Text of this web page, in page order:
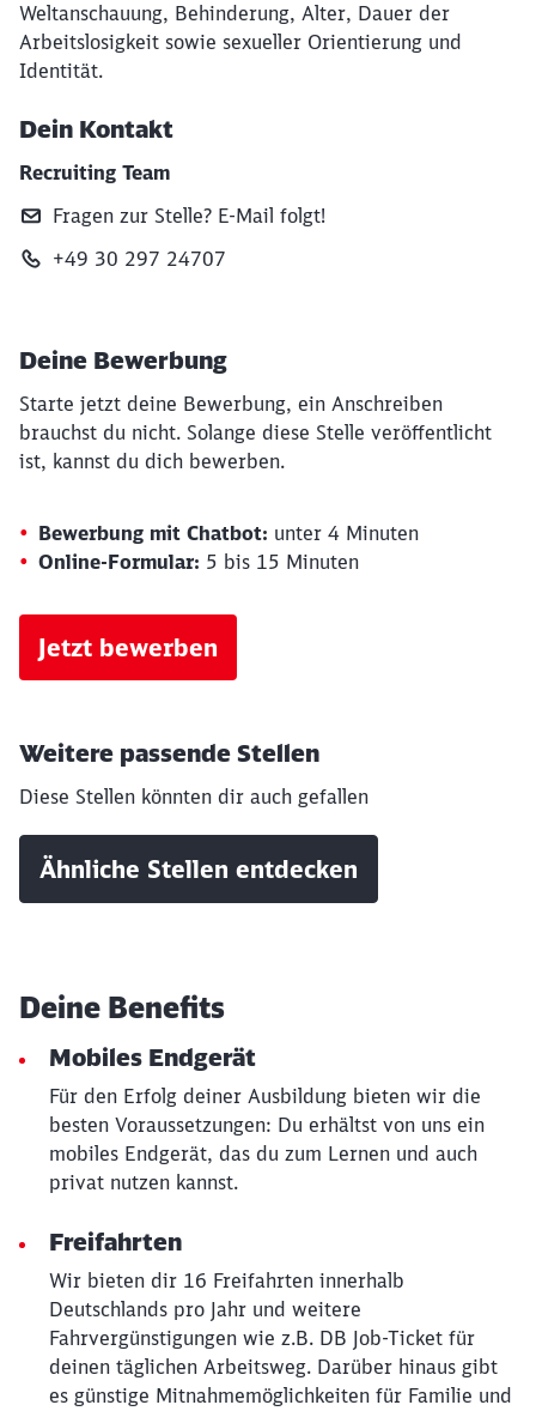
Weltanschauung, Behinderung, Alter, Dauer der
Arbeitslosigkeit sowie sexueller Orientierung und
Identität.
Dein Kontakt
Recruiting Team
Fragen zur Stelle? E‑Mail folgt!
+49 30 297 24707
Deine Bewerbung
Starte jetzt deine Bewerbung, ein Anschreiben
brauchst du nicht. Solange diese Stelle veröffentlicht
ist, kannst du dich bewerben.
Bewerbung mit Chatbot: unter 4 Minuten
Online-Formular: 5 bis 15 Minuten
Jetzt bewerben
Weitere passende Stellen
Diese Stellen könnten dir auch gefallen
Ähnliche Stellen entdecken
Deine Benefits
Mobiles Endgerät
Für den Erfolg deiner Ausbildung bieten wir die
besten Voraussetzungen: Du erhältst von uns ein
mobiles Endgerät, das du zum Lernen und auch
privat nutzen kannst.
Freifahrten
Wir bieten dir 16 Freifahrten innerhalb
Deutschlands pro Jahr und weitere
Fahrvergünstigungen wie z.B. DB Job-Ticket für
deinen täglichen Arbeitsweg. Darüber hinaus gibt
es günstige Mitnahmemöglichkeiten für Familie und
Schließen